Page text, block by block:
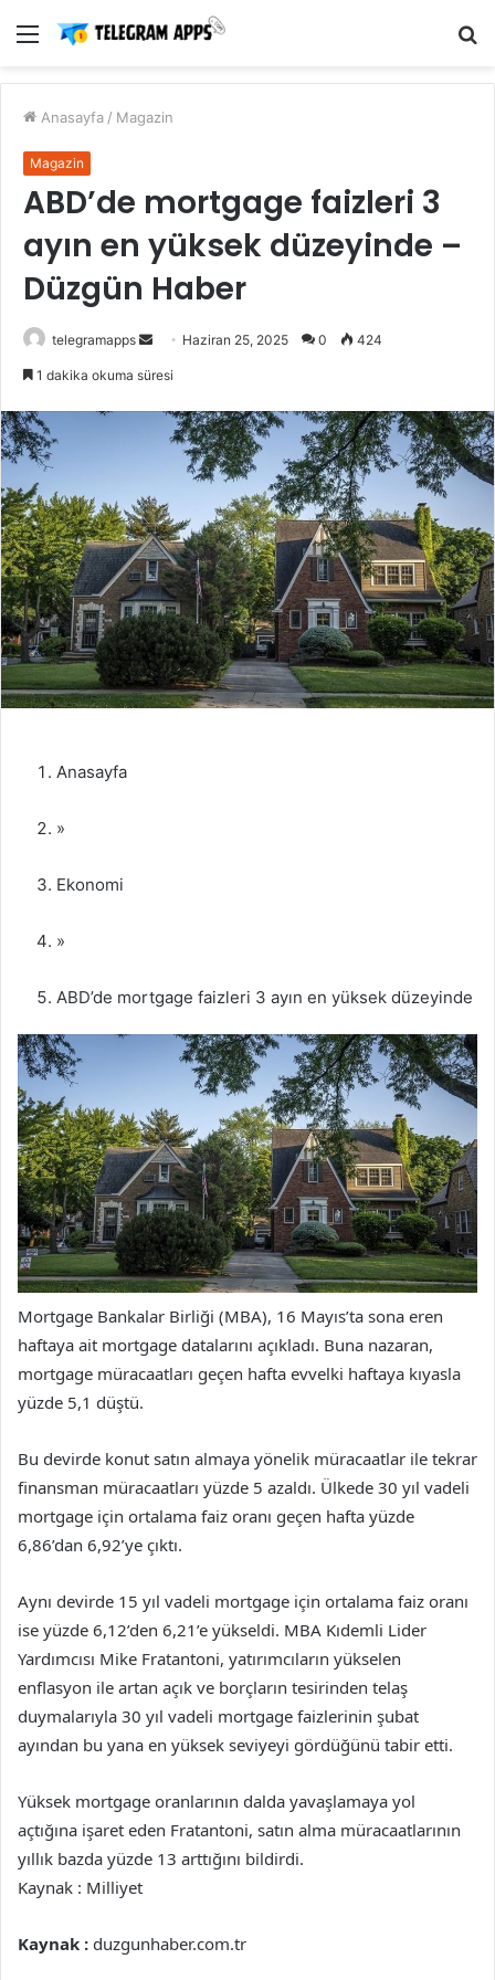
Menü
Anasayfa / Magazin
Magazin
ABD’de mortgage faizleri 3
ayın en yüksek düzeyinde –
Düzgün Haber
telegramapps
Bir
göndermek
Haziran 25, 2025 0 424
1 dakika okuma süresi
Anasayfa
»
Ekonomi
»
ABD’de mortgage faizleri 3 ayın en yüksek düzeyinde
Mortgage Bankalar Birliği (MBA), 16 Mayıs’ta sona eren
haftaya ait mortgage datalarını açıkladı. Buna nazaran,
mortgage müracaatları geçen hafta evvelki haftaya kıyasla
yüzde 5,1 düştü.
Bu devirde konut satın almaya yönelik müracaatlar ile tekrar
finansman müracaatları yüzde 5 azaldı. Ülkede 30 yıl vadeli
mortgage için ortalama faiz oranı geçen hafta yüzde
6,86’dan 6,92’ye çıktı.
Aynı devirde 15 yıl vadeli mortgage için ortalama faiz oranı
ise yüzde 6,12’den 6,21’e yükseldi. MBA Kıdemli Lider
Yardımcısı Mike Fratantoni, yatırımcıların yükselen
enflasyon ile artan açık ve borçların tesirinden telaş
duymalarıyla 30 yıl vadeli mortgage faizlerinin şubat
ayından bu yana en yüksek seviyeyi gördüğünü tabir etti.
Yüksek mortgage oranlarının dalda yavaşlamaya yol
açtığına işaret eden Fratantoni, satın alma müracaatlarının
yıllık bazda yüzde 13 arttığını bildirdi.
Kaynak : Milliyet
Kaynak : duzgunhaber.com.tr